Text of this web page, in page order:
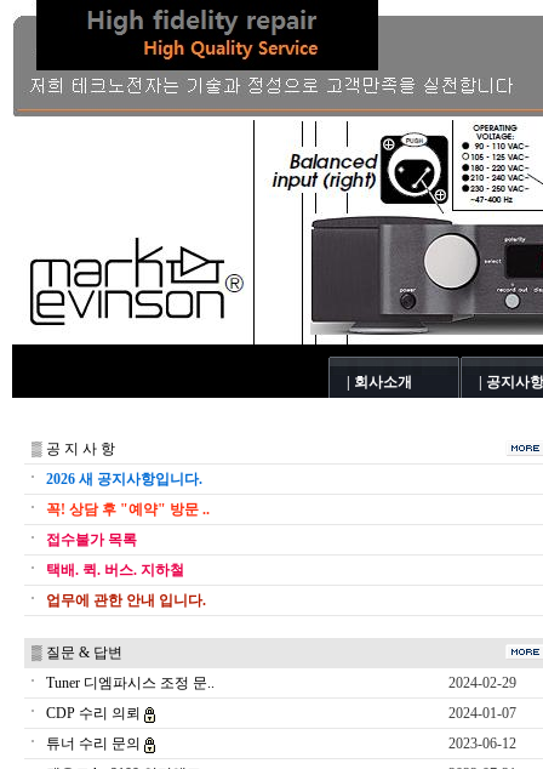
| 공지사항
| 회사소개
▒ 공 지 사 항
2026 새 공지사항입니다.
꼭! 상담 후 "예약" 방문 ..
접수불가 목록
택배. 퀵. 버스. 지하철
업무에 관한 안내 입니다.
▒ 질문 & 답변
Tuner 디엠파시스 조정 문..
2024-02-29
CDP 수리 의뢰
2024-01-07
튜너 수리 문의
2023-06-12